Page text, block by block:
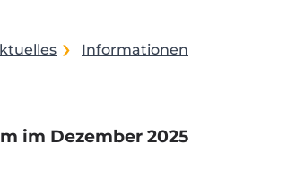
Informationen
im Dezember 2025